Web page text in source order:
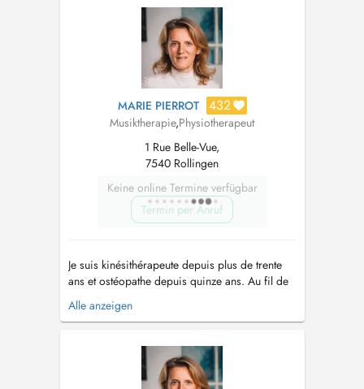
MARIE PIERROT 432
Musiktherapie,Physiotherapeut
1 Rue Belle-Vue,
7540 Rollingen
Keine online Termine verfügbar
Termin per Anruf
Je suis kinésithérapeute depuis plus de trente
ans et ostéopathe depuis quinze ans. Au fil de
mon parcours, j'ai développé une approche
holistique qui relie le corps, les émotions, la
intention est de comprendre l'origine profonde
des déséquilibres, plu...
Alle anzeigen